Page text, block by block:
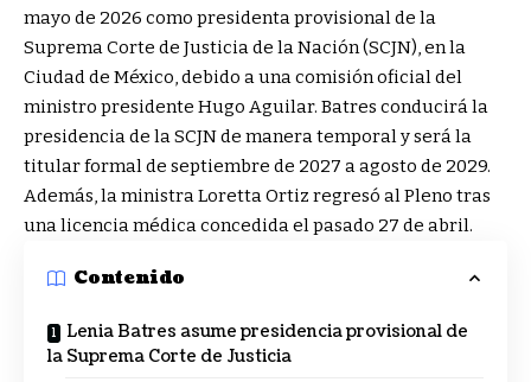
mayo de 2026 como presidenta provisional de la
Suprema Corte de Justicia de la Nación (SCJN), en la
Ciudad de México, debido a una comisión oficial del
ministro presidente Hugo Aguilar. Batres conducirá la
presidencia de la SCJN de manera temporal y será la
titular formal de septiembre de 2027 a agosto de 2029.
Además, la ministra Loretta Ortiz regresó al Pleno tras
una licencia médica concedida el pasado 27 de abril.
Contenido
Lenia Batres asume presidencia provisional de
la Suprema Corte de Justicia